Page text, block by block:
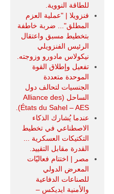
للطاقة النووية.
فنزويلا | "عملية العزم
المطلق"... ضربة خاطفة
بتخطيط مسبق واعتقال
الرئيس الفنزويلي
نيكولاس مادورو وزوجته.
تفعيل وإطلاق القوة
الموحدة متعددة
الجنسيات لتحالف دول
الساحل (Alliance des
États du Sahel – AES).
عندما يُشارك الذكاء
الاصطناعي في تخطيط
التكتيكات العسكرية ...
القدرة مقابل التقييد.
مصر | اختتام فعاليّات
المعرض الدولي
للصناعات الدفاعية
والأمنية ايديكس ‒